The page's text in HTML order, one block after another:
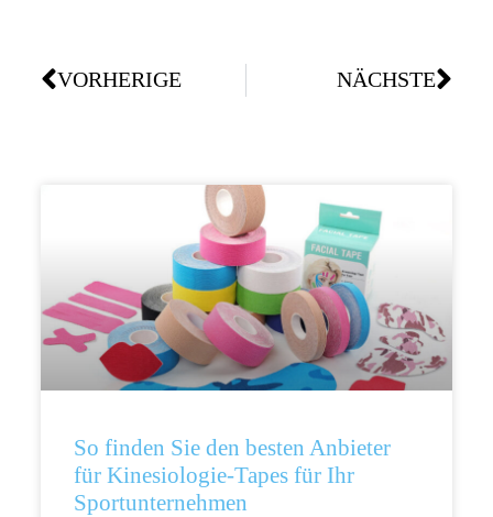
VORHERIGE NÄCHSTE
So finden Sie den besten Anbieter
für Kinesiologie-Tapes für Ihr
Sportunternehmen